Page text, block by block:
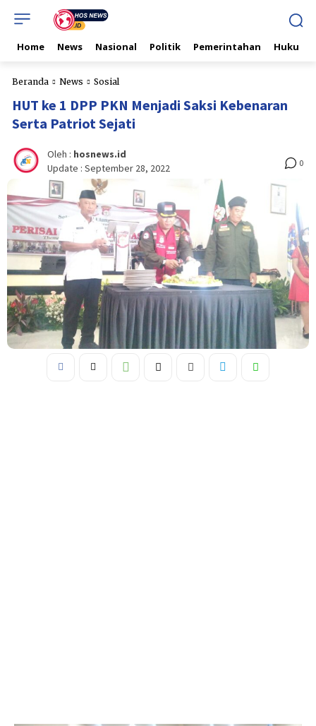
Home News Nasional Politik Pemerintahan Hukum
Beranda News Sosial
HUT ke 1 DPP PKN Menjadi Saksi Kebenaran
Serta Patriot Sejati
Oleh : hosnews.id
Update : September 28, 2022 0